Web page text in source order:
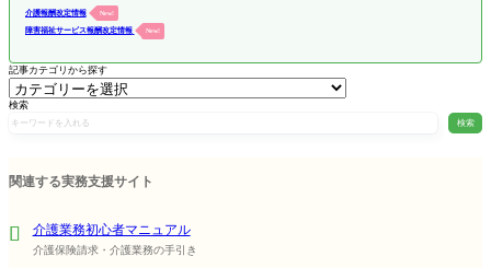
介護報酬改定情報 New!
障害福祉サービス報酬改定情報 New!
記事カテゴリから探す
検索
検索
関連する実務支援サイト
介護業務初心者マニュアル
介護保険請求・介護業務の手引き